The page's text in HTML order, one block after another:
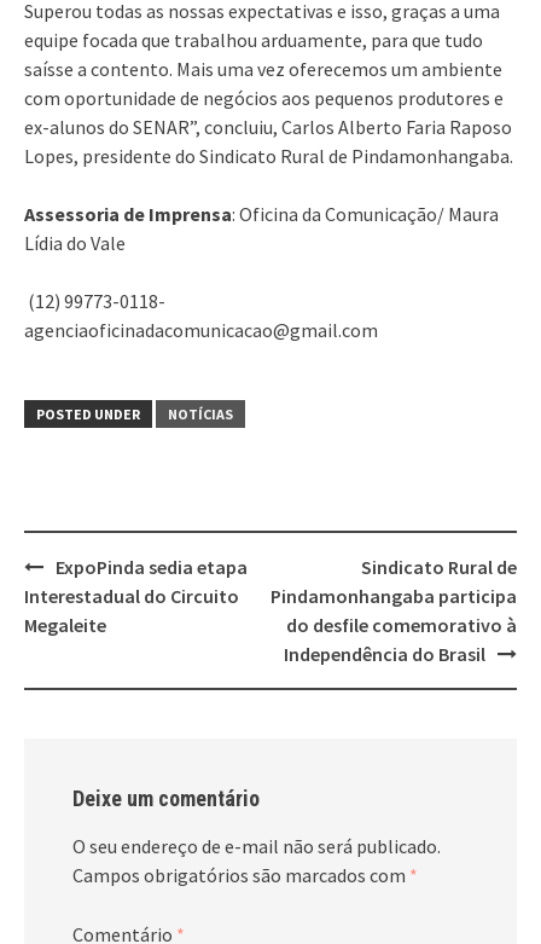
Superou todas as nossas expectativas e isso, graças a uma
equipe focada que trabalhou arduamente, para que tudo
saísse a contento. Mais uma vez oferecemos um ambiente
com oportunidade de negócios aos pequenos produtores e
ex-alunos do SENAR”, concluiu, Carlos Alberto Faria Raposo
Lopes, presidente do Sindicato Rural de Pindamonhangaba.
Assessoria de Imprensa: Oficina da Comunicação/ Maura
Lídia do Vale
(12) 99773-0118-
agenciaoficinadacomunicacao@gmail.com
POSTED UNDER NOTÍCIAS
Post
navigation
ExpoPinda sedia etapa
Interestadual do Circuito
Megaleite
Sindicato Rural de
Pindamonhangaba participa
do desfile comemorativo à
Independência do Brasil
Deixe um comentário
O seu endereço de e-mail não será publicado.
Campos obrigatórios são marcados com *
Comentário *